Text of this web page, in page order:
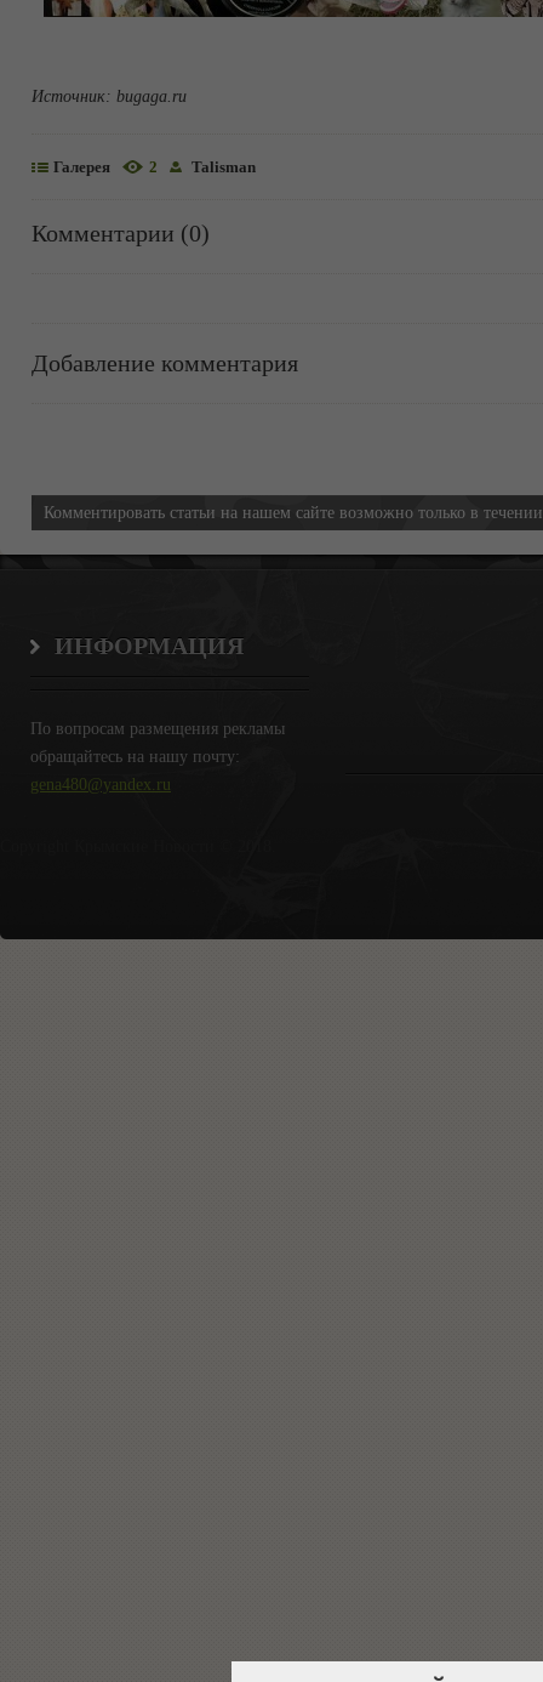
Источник: bugaga.ru
Галерея 2 Talisman
Комментарии (0)
Добавление комментария
Комментировать статьи на нашем сайте возможно только в
ИНФОРМАЦИЯ
По вопросам размещения рекламы
обращайтесь на нашу почту:
gena480@yandex.ru